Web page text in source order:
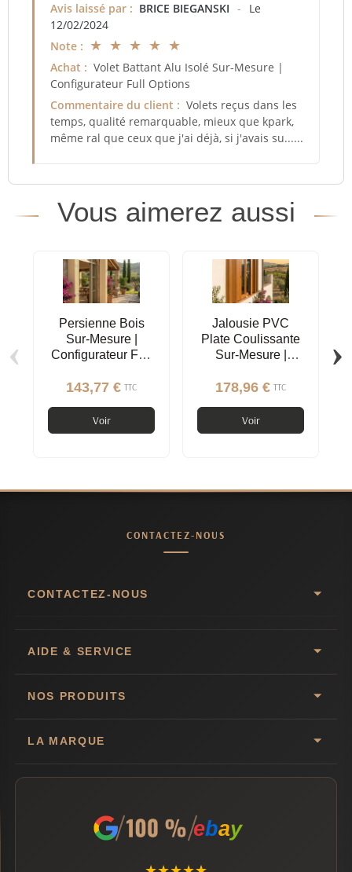
Avis laissé par : BRICE BIEGANSKI -
Le
12/02/2024
Note : ★ ★ ★ ★ ★
Achat : Volet Battant Alu Isolé Sur-Mesure |
Configurateur Full Options
Commentaire du client : Volets reçus dans les
temps, qualité remarquable, mieux que kpark,
même ral que ceux que j'ai déjà, si j'avais su......
Vous aimerez aussi
Persienne Bois
Sur-Mesure |
Configurateur Full
143,77 € TTC
Voir
Jalousie PVC
Plate Coulissante
Sur-Mesure |
Options
178,96 € TTC
Voir
‹ ›
CONTACTEZ-NOUS
CONTACTEZ-NOUS
AIDE & SERVICE
NOS PRODUITS
LA MARQUE
ebay